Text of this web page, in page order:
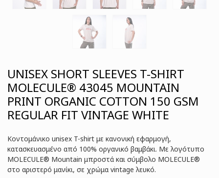
UNISEX SHORT SLEEVES T-SHIRT
MOLECULE® 43045 MOUNTAIN
PRINT ORGANIC COTTON 150 GSM
REGULAR FIT VINTAGE WHITE
Κοντομάνικο unisex T-shirt με κανονική εφαρμογή,
κατασκευασμένο από 100% οργανικό βαμβάκι. Με λογότυπο
MOLECULE® Mountain μπροστά και σύμβολο MOLECULE®
στο αριστερό μανίκι, σε χρώμα vintage λευκό.